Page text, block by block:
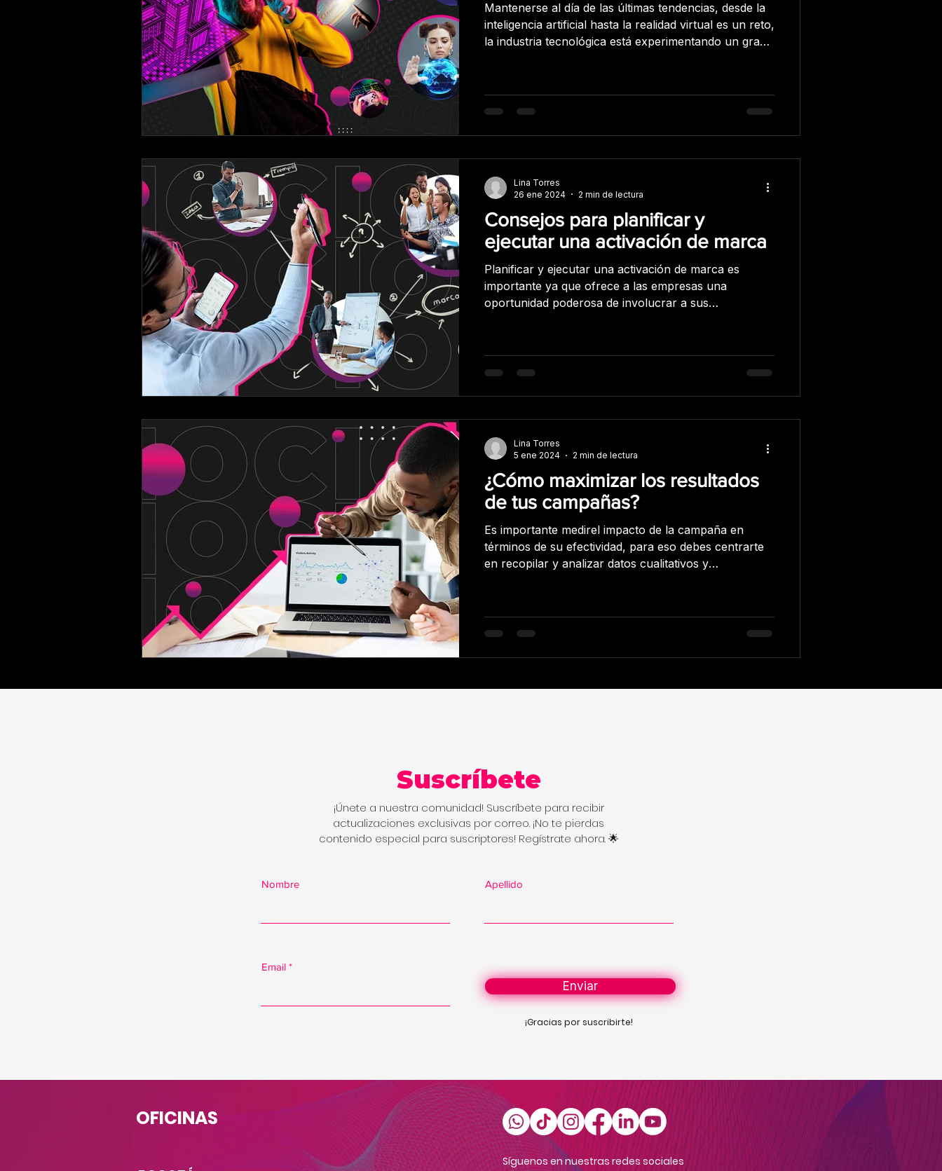
Mantenerse al día de las últimas tendencias, desde la
inteligencia artificial hasta la realidad virtual es un reto,
la industria tecnológica está experimentando un gran
trabajar y comunicarnos. Aquí te presentamos
algunas de las tecnologías con las que trabajamos y
tecnología de reali
Consejos para planificar y
ejecutar una activación de marca
Planificar y ejecutar una activación de marca es
importante ya que ofrece a las empresas una
oportunidad poderosa de involucrar a sus
de la competencia. Aquí hay algunos consejos que te
ayudarán a planificar y ejecutar una activación de
importante que tengas una comprensión clar
Lina Torres
26 ene 2024
2 min de lectura
¿Cómo maximizar los resultados
de tus campañas?
Es importante medirel impacto de la campaña en
términos de su efectividad, para eso debes centrarte
en recopilar y analizar datos cualitativos y
preferencias de los clientes. Por su parte, los datos
cuantitativos permiten conocer el rendimiento de la
Lina Torres
5 ene 2024
2 min de lectura
Suscríbete
¡Únete a nuestra comunidad! Suscríbete para recibir
actualizaciones exclusivas por correo. ¡No te pierdas
contenido especial para suscriptores! Regístrate ahora. 🌟
Nombre Apellido
Email
Enviar
¡Gracias por suscribirte!
OFICINAS
Síguenos en nuestras redes sociales